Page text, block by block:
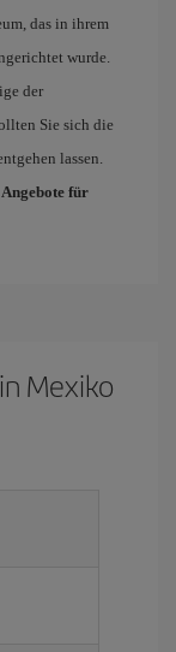
das in ihrem
wurde.
der
Sie sich die
lassen.
Angebote für
Mexiko